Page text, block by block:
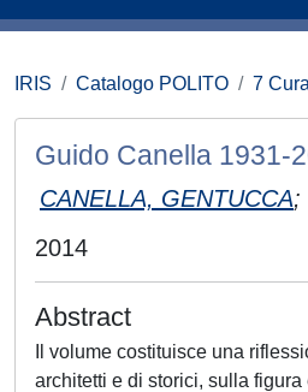
IRIS Catalogo POLITO 7
Guido Canella 1931-
CANELLA, GENTUCCA;
2014
Abstract
Il volume costituisce una
architetti e di storici, sulla